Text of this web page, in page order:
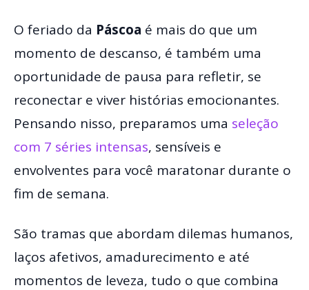
O feriado da Páscoa é mais do que um
momento de descanso, é também uma
oportunidade de pausa para refletir, se
reconectar e viver histórias emocionantes.
Pensando nisso, preparamos uma seleção
com 7 séries intensas, sensíveis e
envolventes para você maratonar durante o
fim de semana.
São tramas que abordam dilemas humanos,
laços afetivos, amadurecimento e até
momentos de leveza, tudo o que combina